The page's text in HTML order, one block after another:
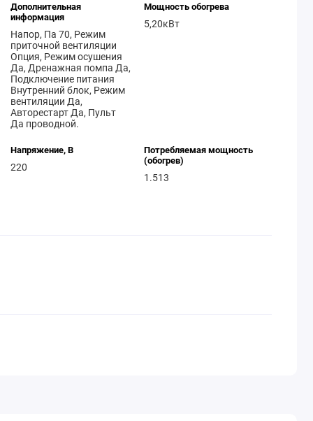
Дополнительная
информация
Напор, Па 70, Режим
приточной вентиляции
Опция, Режим осушения
Да, Дренажная помпа Да,
Подключение питания
Внутренний блок, Режим
вентиляции Да,
Авторестарт Да, Пульт
Да проводной.
Мощность обогрева
5,20кВт
Напряжение, В
220
Потребляемая мощность
(обогрев)
1.513